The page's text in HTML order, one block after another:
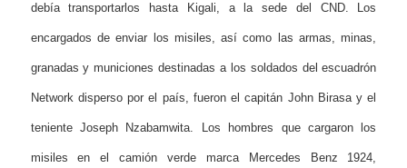
debía transportarlos hasta Kigali, a la sede del CND. Los
encargados de enviar los misiles, así como las armas, minas,
granadas y municiones destinadas a los soldados del escuadrón
Network disperso por el país, fueron el capitán John Birasa y el
teniente Joseph Nzabamwita. Los hombres que cargaron los
misiles en el camión verde marca Mercedes Benz 1924,